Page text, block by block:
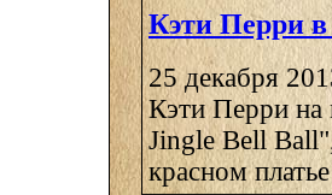
Кэти Перри в
25 декабря
Кэти Перри на
Jingle Bell
красном